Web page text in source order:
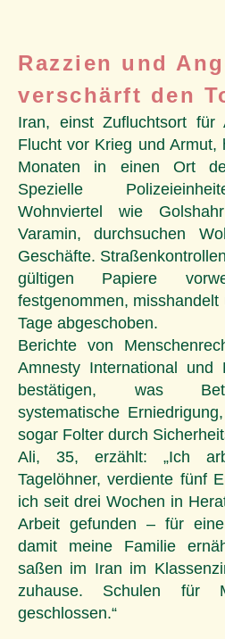
Razzien und
verschärft den
Iran, einst Zufluchtsort für
Flucht vor Krieg und Armut,
Monaten in einen Ort
Spezielle
Wohnviertel wie
Varamin, durchsuchen
Geschäfte.
gültigen Papiere
festgenommen,
Tage abgeschoben.
Berichte von
Amnesty International und
bestätigen, was
systematische
sogar Folter durch
Ali, 35, erzählt: „Ich
Tagelöhner, verdiente fünf
ich seit drei Wochen in
Arbeit gefunden – für
damit meine Familie
saßen im Iran im
zuhause. Schulen für
geschlossen.“